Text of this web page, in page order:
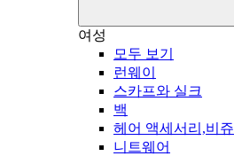
여성
모두 보기
런웨이
스카프와 실크
백
헤어 액세서리,비쥬
니트웨어